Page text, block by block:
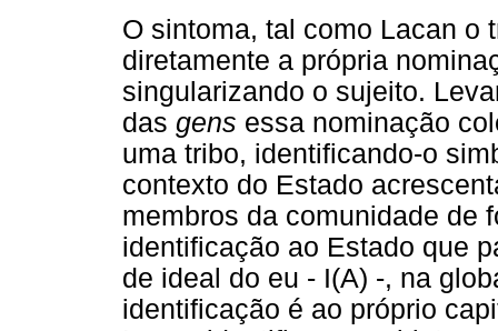
O sintoma, tal como Lacan o
diretamente a própria
singularizando o sujeito.
das gens essa nominação
uma tribo, identificando-o
contexto do Estado
membros da comunidade de
identificação ao Estado que
de ideal do eu - I(A) -, na
identificação é ao próprio